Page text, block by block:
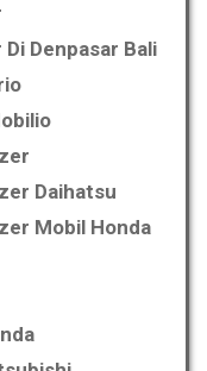
Denpasar Bali
Daihatsu
Mobil Honda